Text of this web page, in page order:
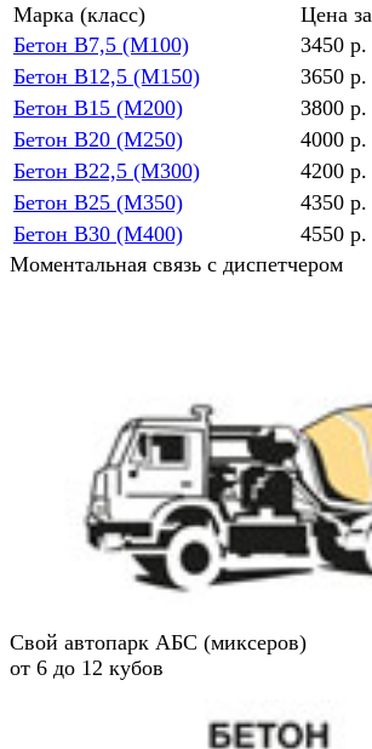
Марка (класс)
Цена
Бетон В7,5 (М100)
3450 р.
Бетон В12,5 (М150) 3650 р.
Бетон В15 (М200) 3800 р.
Бетон В20 (М250) 4000 р.
Бетон В22,5 (М300) 4200 р.
Бетон В25 (М350) 4350 р.
Бетон В30 (М400) 4550 р.
Моментальная связь с диспетчером
Свой автопарк АБС (миксеров)
от 6 до 12 кубов